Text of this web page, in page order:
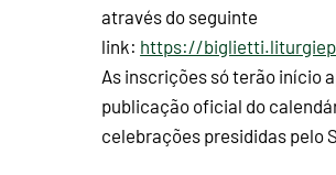
através do seguinte
link: https://
As inscrições só terão início
publicação oficial do
celebrações presididas pelo